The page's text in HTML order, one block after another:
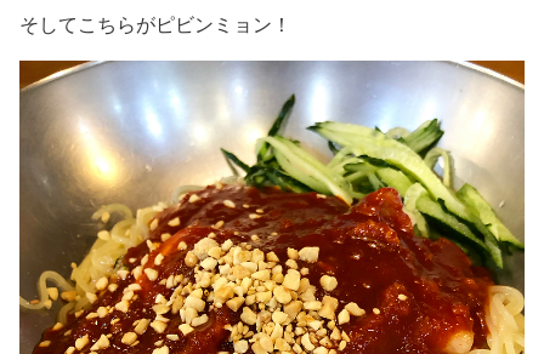
そしてこちらがピビンミョン！